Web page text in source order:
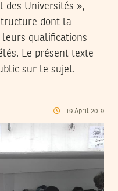
des Universités »,
dont la
qualifications
Le présent texte
sur le sujet.
19 April 2019